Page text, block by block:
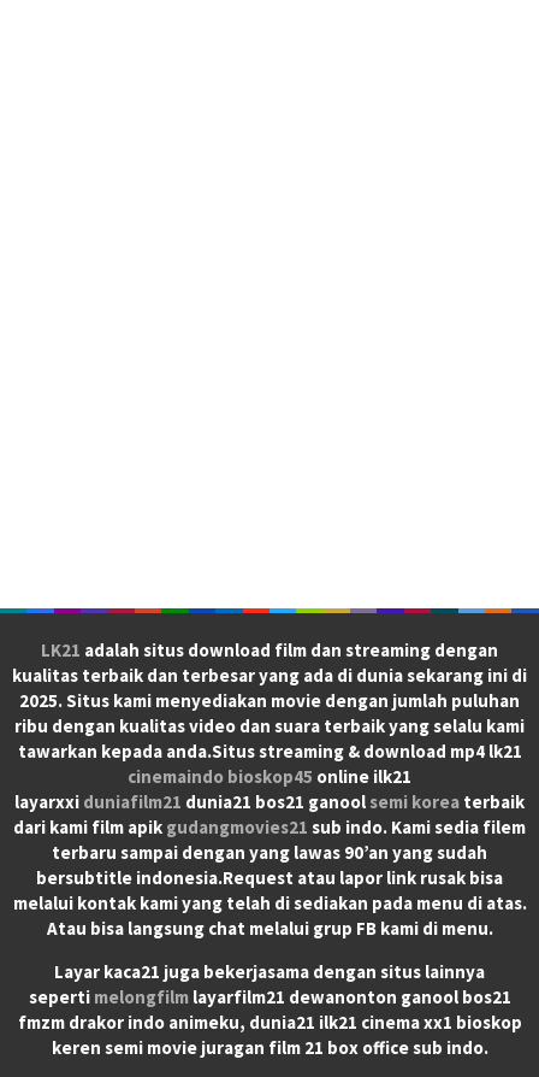
LK21 adalah situs download film dan streaming dengan
kualitas terbaik dan terbesar yang ada di dunia sekarang ini di
2025. Situs kami menyediakan movie dengan jumlah puluhan
ribu dengan kualitas video dan suara terbaik yang selalu kami
tawarkan kepada anda.Situs streaming & download mp4 lk21
cinemaindo bioskop45 online ilk21
layarxxi duniafilm21 dunia21 bos21 ganool semi korea terbaik
dari kami film apik gudangmovies21 sub indo. Kami sedia filem
terbaru sampai dengan yang lawas 90’an yang sudah
bersubtitle indonesia.Request atau lapor link rusak bisa
melalui kontak kami yang telah di sediakan pada menu di atas.
Atau bisa langsung chat melalui grup FB kami di menu.
Layar kaca21 juga bekerjasama dengan situs lainnya
seperti melongfilmlayarfilm21 dewanonton ganool bos21
fmzm drakor indo animeku, dunia21 ilk21 cinema xx1 bioskop
keren semi movie juragan film 21 box office sub indo.